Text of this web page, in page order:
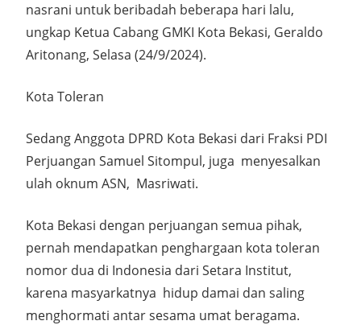
nasrani untuk beribadah beberapa hari lalu,
ungkap Ketua Cabang GMKI Kota Bekasi, Geraldo
Aritonang, Selasa (24/9/2024).
Kota Toleran
Sedang Anggota DPRD Kota Bekasi dari Fraksi PDI
Perjuangan Samuel Sitompul, juga menyesalkan
ulah oknum ASN, Masriwati.
Kota Bekasi dengan perjuangan semua pihak,
pernah mendapatkan penghargaan kota toleran
nomor dua di Indonesia dari Setara Institut,
karena masyarkatnya hidup damai dan saling
menghormati antar sesama umat beragama.